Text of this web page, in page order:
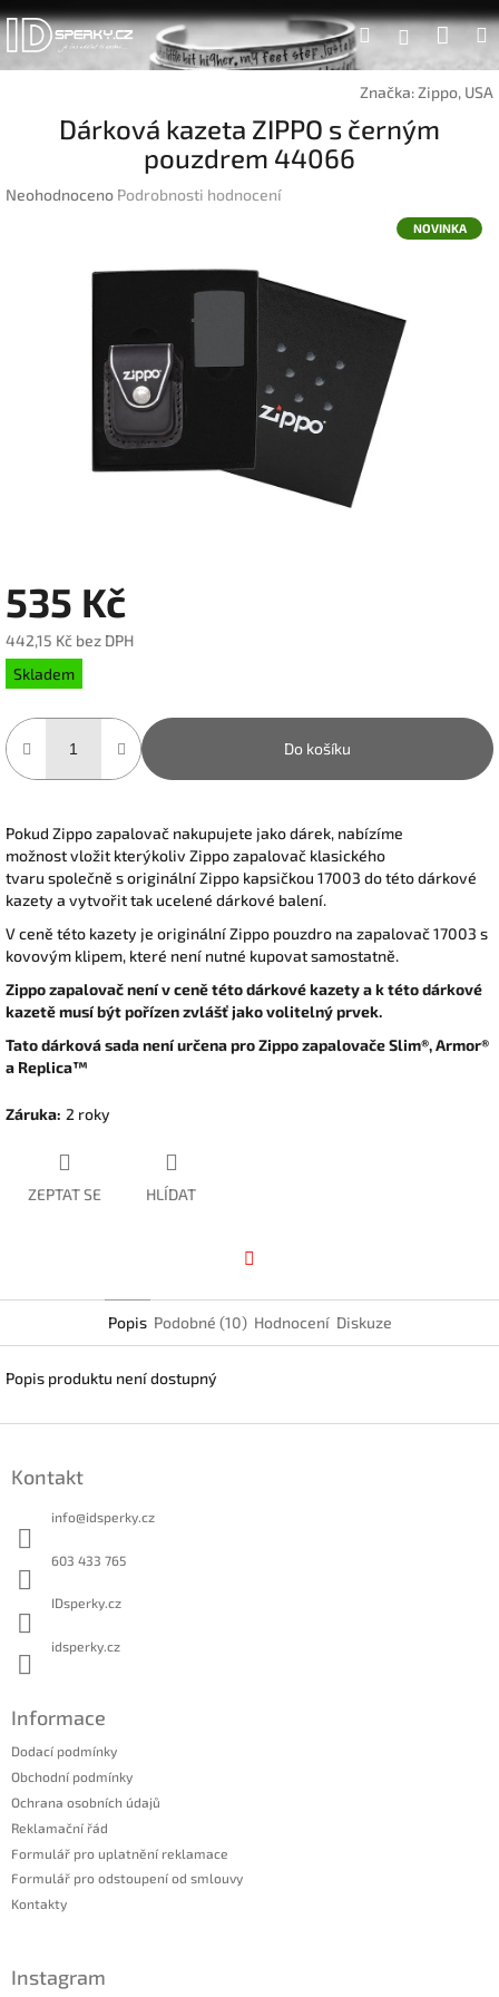
Přejít
na
obsah
Hledat
Značka:Zippo, USA
Dárková kazeta ZIPPO s černým
pouzdrem 44066
Průměrné
Neohodnoceno Podrobnosti hodnocení
NOVINKA
535 Kč
442,15 Kč bez DPH
Měrná
cena:
Skladem
Do košíku
Pokud Zippo zapalovač nakupujete jako dárek, nabízíme
možnost vložit kterýkoliv Zippo zapalovač klasického
tvaru společně s originální Zippo kapsičkou 17003 do této dárkové
kazety a vytvořit tak ucelené dárkové balení.
V ceně této kazety je originální Zippo pouzdro na zapalovač 17003 s
kovovým klipem, které není nutné kupovat samostatně.
Zippo zapalovač není v ceně této dárkové kazety a k této dárkové
kazetě musí být pořízen zvlášť jako volitelný prvek.
Tato dárková sada není určena pro Zippo zapalovače Slim®, Armor®
a Replica™
Záruka: 2 roky
ZEPTAT SE HLÍDAT
Popis Podobné (10) Hodnocení Diskuze
Popis produktu není dostupný
Kontakt
info@idsperky.cz
603 433 765
IDsperky.cz
idsperky.cz
Informace
Dodací podmínky
Obchodní podmínky
Ochrana osobních údajů
Reklamační řád
Formulář pro uplatnění reklamace
Formulář pro odstoupení od smlouvy
Kontakty
Instagram